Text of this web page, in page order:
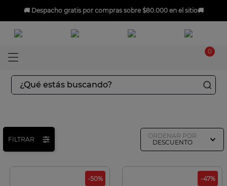
🚚 Despacho gratispor compras sobre $80.000 en el sitio🚚
0
¿Qué estás buscando?
FILTRAR
ORDENAR POR
DESCUENTO
-50% -47%
2.
sarten